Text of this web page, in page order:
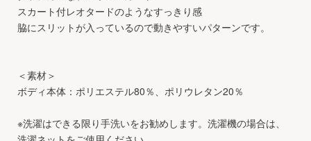
スカート付レオタードのようなすっきり感
脇にスリットが入っているので動きやすいパターンです。
＜素材＞
ボディ本体：ポリエステル80％、ポリウレタン20％
※洗濯はできる限り手洗いをお勧めします。洗濯機の場合は、